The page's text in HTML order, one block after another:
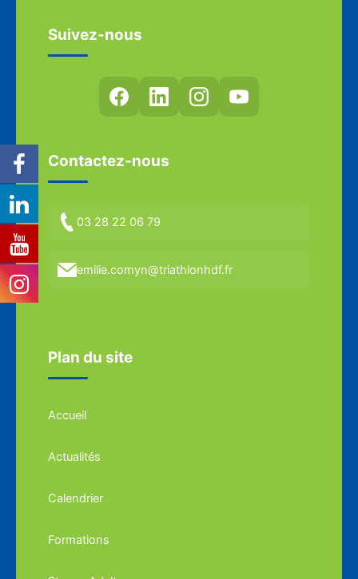
Suivez-nous
Contactez-nous
03 28 22 06 79
emilie.comyn@triathlonhdf.fr
Plan du site
Accueil
Actualités
Calendrier
Formations